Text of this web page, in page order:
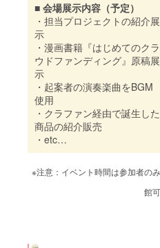
■ 会場展示内容（予定）
・担当プロジェクトの紹介展
示
・漫画書籍『はじめてのクラ
ウドファンディング』原稿展
示
・起案者の演奏楽曲をBGM
使用
・クラファン経由で誕生した
商品の紹介販売
・etc…
※注意：イベント時間は参加者の
館